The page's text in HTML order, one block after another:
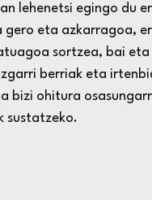
lehenetsi egingo du
gero eta azkarragoa,
sortzea, bai
berriak eta
bizi ohitura
sustatzeko.